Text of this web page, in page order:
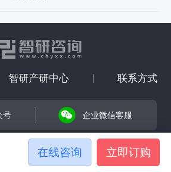
在线咨询 立即订购
智研产研中心 联系方式
号 企业微信客服
© 2008-2026 智研咨询